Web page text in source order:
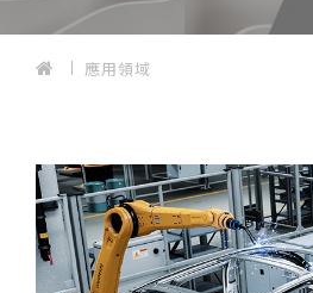
應用領域